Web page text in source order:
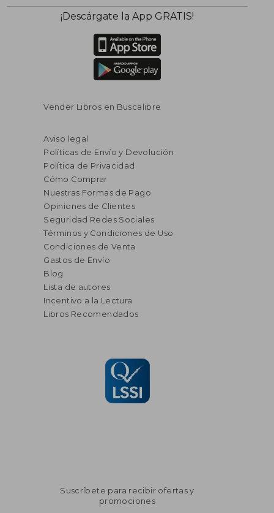
¡Descárgate la App GRATIS!
Vender Libros en Buscalibre
Aviso legal
Políticas de Envío y Devolución
Política de Privacidad
Cómo Comprar
Nuestras Formas de Pago
Opiniones de Clientes
Seguridad Redes Sociales
Términos y Condiciones de Uso
Condiciones de Venta
Gastos de Envío
Blog
Lista de autores
Incentivo a la Lectura
Libros Recomendados
Suscríbete para recibir ofertas y
promociones